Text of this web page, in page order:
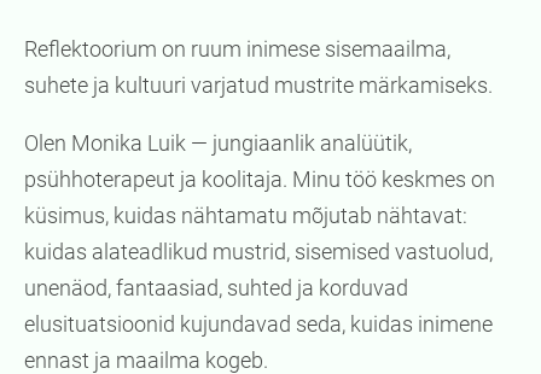
Reflektoorium on ruum inimese sisemaailma,
suhete ja kultuuri varjatud mustrite märkamiseks.
Olen Monika Luik — jungiaanlik analüütik,
psühhoterapeut ja koolitaja. Minu töö keskmes on
küsimus, kuidas nähtamatu mõjutab nähtavat:
kuidas alateadlikud mustrid, sisemised vastuolud,
unenäod, fantaasiad, suhted ja korduvad
elusituatsioonid kujundavad seda, kuidas inimene
ennast ja maailma kogeb.